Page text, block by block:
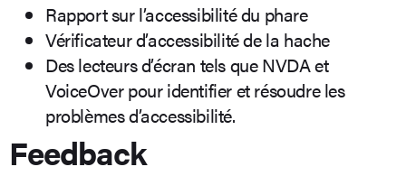
Rapport sur l’accessibilité du phare
Vérificateur d’accessibilité de la hache
Des lecteurs d’écran tels que NVDA et
VoiceOver pour identifier et résoudre les
problèmes d’accessibilité.
Feedback